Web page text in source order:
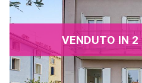
VENDUTO IN